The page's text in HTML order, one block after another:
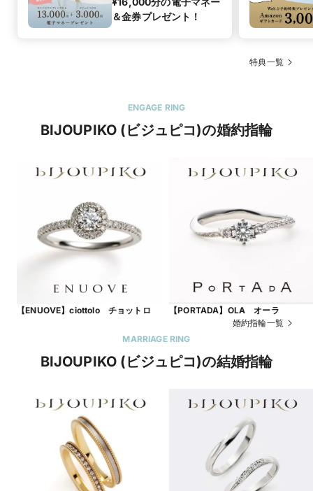
＆金券プレゼント！
特典一覧
ENGAGE RING
BIJOUPIKO (ビジュピコ)の婚約指輪
【ENUOVE】ciottolo チョットロ
【PORTADA】OLA オーラ
婚約指輪一覧
MARRIAGE RING
BIJOUPIKO (ビジュピコ)の結婚指輪